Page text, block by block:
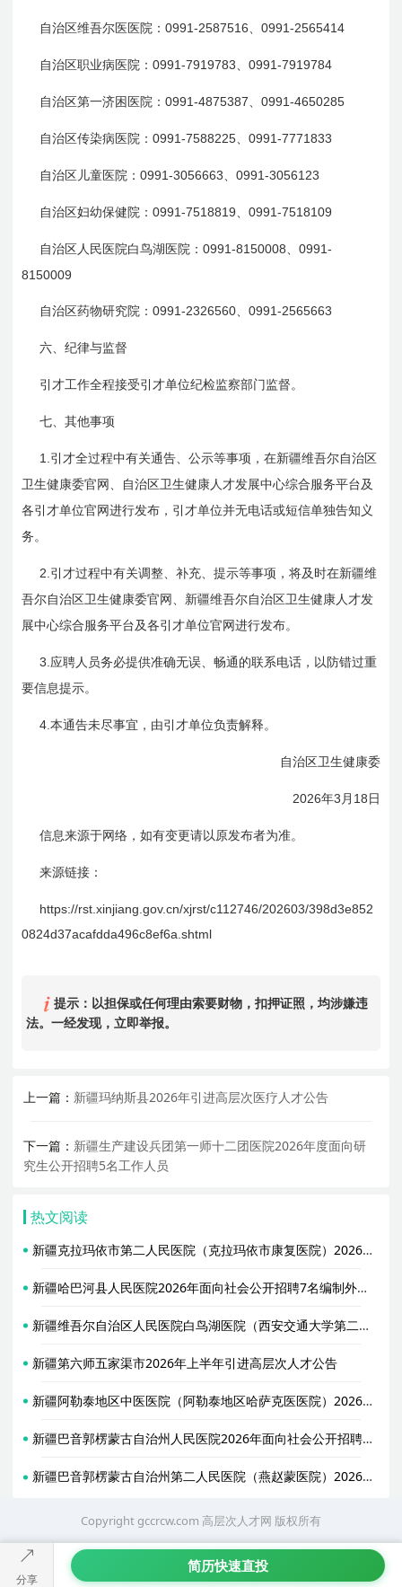
自治区维吾尔医医院：0991-2587516 、0991-2565414
自治区职业病医院：0991-7919783 、0991-7919784
自治区第一济困医院：0991-4875387 、0991-4650285
自治区传染病医院：0991-7588225 、0991-7771833
自治区儿童医院：0991-3056663 、0991-3056123
自治区妇幼保健院：0991-7518819 、0991-7518109
自治区人民医院白鸟湖医院：0991-8150008 、0991-
8150009
自治区药物研究院：0991-2326560 、0991-2565663
六、纪律与监督
引才工作全程接受引才单位纪检监察部门监督。
七、其他事项
1. 引才全过程中有关通告、公示等事项，在新疆维吾尔自治区
卫生健康委官网、自治区卫生健康人才发展中心综合服务平台及
各引才单位官网进行发布，引才单位并无电话或短信单独告知义
务。
2. 引才过程中有关调整、补充、提示等事项，将及时在新疆维
吾尔自治区卫生健康委官网、新疆维吾尔自治区卫生健康人才发
展中心综合服务平台及各引才单位官网进行发布。
3. 应聘人员务必提供准确无误、畅通的联系电话，以防错过重
要信息提示。
4.本通告未尽事宜，由引才单位负责解释。
自治区卫生健康委
2026年3 月 18 日
信息来源于网络，如有变更请以原发布者为准。
来源链接：
https://rst.xinjiang.gov.cn/xjrst/c112746/202603/398d3e852
0824d37acafdda496c8ef6a .shtml
提示：以担保或任何理由索要财物，扣押证照，均涉嫌违
法。一经发现，立即举报。
上一篇： 新疆玛纳斯县2026年引进高层次医疗人才公告
下一篇： 新疆生产建设兵团第一师十二团医院2026年度面向研
究生公开招聘5名工作人员
热文阅读
新疆克拉玛依市第二人民医院（克拉玛依市康复医院）2026年6月招聘7名事业单位编制外工作人员公告
新疆哈巴河县人民医院2026年面向社会公开招聘7名编制外工作人员公告
新疆维吾尔自治区人民医院白鸟湖医院（西安交通大学第二附属医院新疆医院）2026年招聘1名劳务派遣护士公告
新疆第六师五家渠市2026年上半年引进高层次人才公告
新疆阿勒泰地区中医医院（阿勒泰地区哈萨克医医院）2026年5月面向社会公开招聘11名编制外工作人员公告
新疆巴音郭楞蒙古自治州人民医院2026年面向社会公开招聘编外聘用工作人员公告
新疆巴音郭楞蒙古自治州第二人民医院（燕赵蒙医院）2026年面向社会公开招聘24名事业单位编制外工作人员公告
分享
简历快速直投
Copyright gccrcw.com 高层次人才网 版权所有